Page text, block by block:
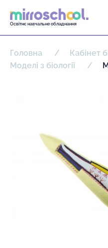
Освітнє навчальне обладнання
Головна
Кабінет
Моделі з біології